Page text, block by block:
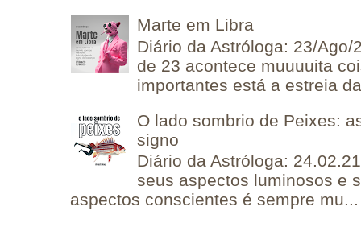
Marte em Libra
Diário da Astróloga: 23/
de 23 acontece muuuuita
importantes está a estreia
O lado sombrio de Peixes:
signo
Diário da Astróloga:
seus aspectos luminosos e
aspectos conscientes é sempre mu...